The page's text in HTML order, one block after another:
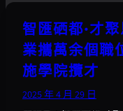
智匯硒都·才
業攜萬余個職
施學院攬才
2025 年 4 月 29 日